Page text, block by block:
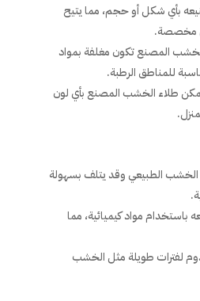
بأي شكل أو حجم، مما يتيح
مخصصة.
المصنع تكون مغلفة بمواد
للمناطق الرطبة.
طلاء الخشب المصنع بأي لون
الطبيعي وقد يتلف بسهولة
باستخدام مواد كيميائية، مما
لفترات طويلة مثل الخشب